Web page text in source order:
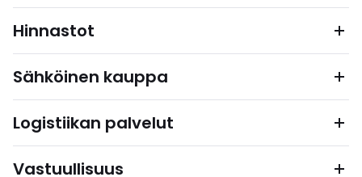
Hinnastot
Sähköinen kauppa
Logistiikan palvelut
Vastuullisuus